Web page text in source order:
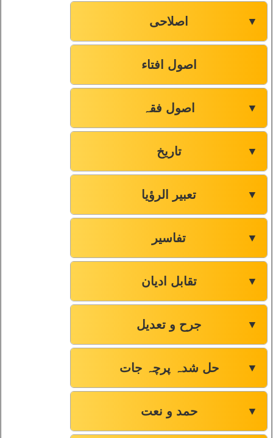
اصلاحی ▼
اصول افتاء
اصول فقہ ▼
تاریخ ▼
تعبیر الرؤیا ▼
تفاسیر ▼
تقابل ادیان ▼
جرح و تعدیل ▼
حل شدہ پرچہ جات ▼
حمد و نعت ▼